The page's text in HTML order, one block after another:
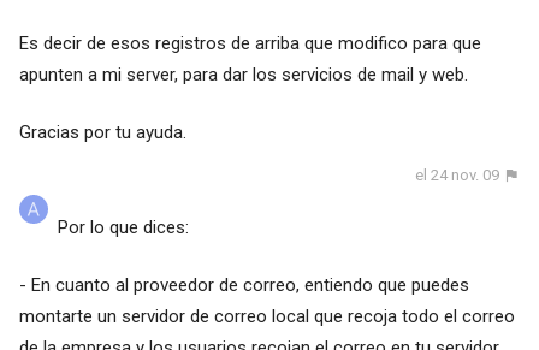
Es decir de esos registros de arriba que modifico para que
apunten a mi server, para dar los servicios de mail y web.
Gracias por tu ayuda.
el 24 nov. 09
Por lo que dices:
- En cuanto al proveedor de correo, entiendo que puedes
montarte un servidor de correo local que recoja todo el correo